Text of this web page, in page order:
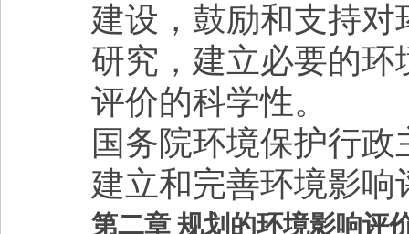
建设，鼓励和支持
研究，建立必要的
评价的科学性。
国务院环境保护行
建立和完善环境影
第二章 规划的环境影响评